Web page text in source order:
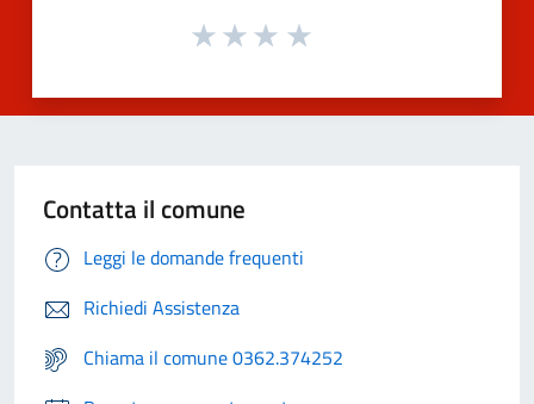
Contatta il comune
Leggi le domande frequenti
Richiedi Assistenza
Chiama il comune 0362.374252